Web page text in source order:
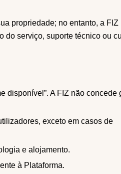
propriedade; no entanto, a FIZ
do serviço, suporte técnico ou
disponível”. A FIZ não concede
exceto em casos de
e alojamento.
à Plataforma.